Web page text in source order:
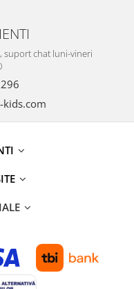
suport chat luni-vineri
kids.com